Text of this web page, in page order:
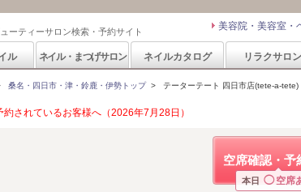
ーティーサロン検索・予約サイト 美容院・美容室・
ル ネイル・まつげサロン ネイルカタログ リラクサロン
桑名・四日市・津・鈴鹿・伊勢トップ> テーターテート 四日市店(tete-a-tete)
されているお客様へ（2026年7月28日）
空席確認・予
本日 ◯ 空席